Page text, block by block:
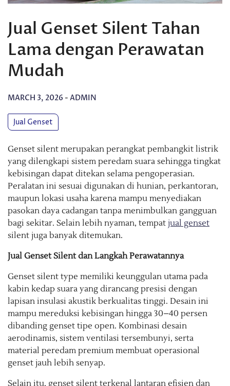
Jual Genset Silent Tahan
Lama dengan Perawatan
Mudah
MARCH 3, 2026 - ADMIN
Jual Genset
Genset silent merupakan perangkat pembangkit listrik
yang dilengkapi sistem peredam suara sehingga tingkat
kebisingan dapat ditekan selama pengoperasian.
Peralatan ini sesuai digunakan di hunian, perkantoran,
maupun lokasi usaha karena mampu menyediakan
pasokan daya cadangan tanpa menimbulkan gangguan
bagi sekitar. Selain lebih nyaman, tempat jual genset
silent juga banyak ditemukan.
Jual Genset Silent dan Langkah Perawatannya
Genset silent type memiliki keunggulan utama pada
kabin kedap suara yang dirancang presisi dengan
lapisan insulasi akustik berkualitas tinggi. Desain ini
mampu mereduksi kebisingan hingga 30–40 persen
dibanding genset tipe open. Kombinasi desain
aerodinamis, sistem ventilasi tersembunyi, serta
material peredam premium membuat operasional
genset jauh lebih senyap.
Selain itu, genset silent terkenal lantaran efisien dan